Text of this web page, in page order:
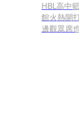
HBL高中
館火熱開
邊觀眾席